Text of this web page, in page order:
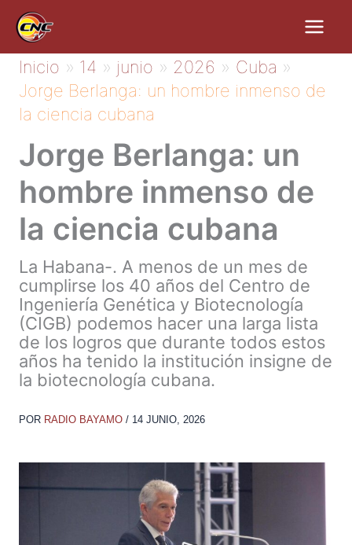
contenido
Inicio 14 junio 2026
Cuba
Jorge Berlanga: un hombre inmenso de
la ciencia cubana
Jorge Berlanga: un
hombre inmenso de
la ciencia cubana
La Habana-. A menos de un mes de
cumplirse los 40 años del Centro de
Ingeniería Genética y Biotecnología
(CIGB) podemos hacer una larga lista
de los logros que durante todos estos
años ha tenido la institución insigne de
la biotecnología cubana.
POR RADIO BAYAMO / 14 JUNIO, 2026